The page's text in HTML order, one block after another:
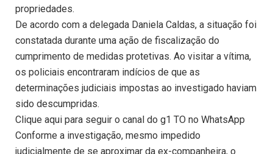
propriedades.
De acordo com a delegada Daniela Caldas, a situação foi
constatada durante uma ação de fiscalização do
cumprimento de medidas protetivas. Ao visitar a vítima,
os policiais encontraram indícios de que as
determinações judiciais impostas ao investigado haviam
sido descumpridas.
Clique aqui para seguir o canal do g1 TO no WhatsApp
Conforme a investigação, mesmo impedido
judicialmente de se aproximar da ex-companheira, o